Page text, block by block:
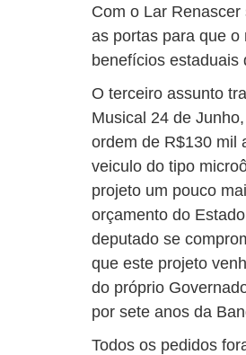
Com o Lar
as portas para que
benefícios estaduais
O terceiro assunto
Musical 24 de
ordem de R$130 mil
veiculo do tipo
projeto um pouco
orçamento do
deputado se
que este projeto
do próprio
por sete anos da
Todos os pedidos